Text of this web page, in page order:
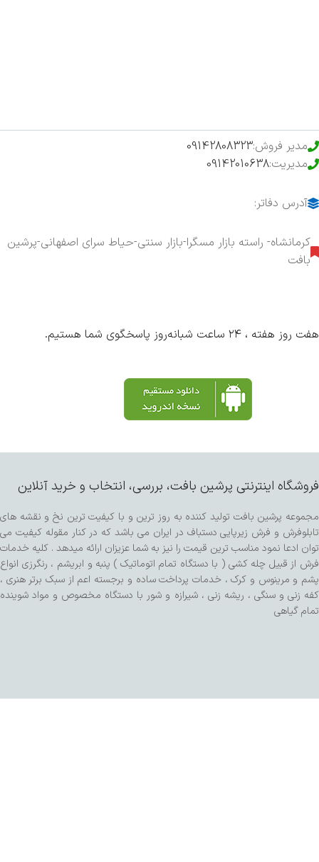
مدیر فروش:09142808323
مدیریت:09142010638
آدرس دفاتر:
کرمانشاه- راسته بازار مسگرا-بازار سنتی-حیاط سرای اصفهانی-پرشین
بافت
هفت روز هفته ، ۲۴ ساعت شبانه‌روز پاسخگوی شما هستیم.
فروشگاه اینترنتی پرشین بافت، بررسی، انتخاب و خرید آنلاین
مجموعه پرشین بافت تولید کننده به روز ترین و با کیفیت ترین نخ و نقشه های
تابلوفرش و فرش زیرپایی دستباف در ایران می باشد که در کنار مقوله کیفیت می
توان ادعا نمود مناسب ترین قیمت را نیز به شما عزیزان ارائه میدهد . کلیه خدمات
فرش از قبیل چله کشی ( با دستگاه تمام اتوماتیک ) پنبه و ابریشم ، رنگرزی انواع
پشم و مرینوس و کرک ، خدمات پرداخت ساده و برجسته اعم از سبک برتر هنری ،
کفه زنی و سنگی ، ریشه زنی ، شیرازه و شور با دستگاه مخصوص و مواد شوینده
تمام گیاهی